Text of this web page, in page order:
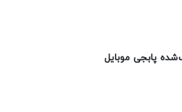
پابجی موبایل